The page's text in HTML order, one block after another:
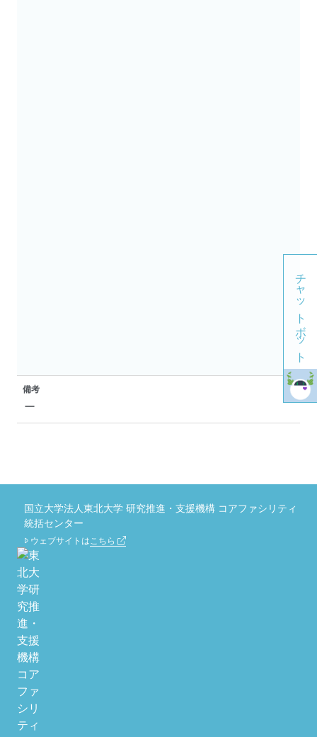
備考
ー
チャットボット
国立大学法人東北大学 研究推進・支援機構 コアファシリティ
統括センター
ウェブサイトはこちら